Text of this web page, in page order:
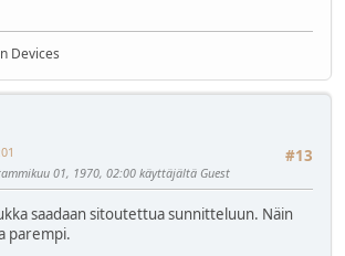
Devices
#13
01, 1970, 02:00 käyttäjältä Guest
saadaan sitoutettua sunnitteluun. Näin
parempi.